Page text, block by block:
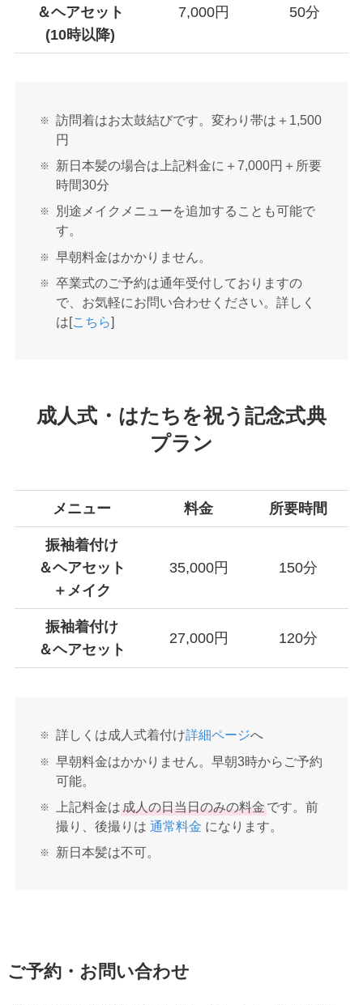
＆ヘアセット
(10時以降)
7,000円 50分
訪問着はお太鼓結びです。変わり帯は＋1,500
円
新日本髪の場合は上記料金に＋7,000円＋所要
時間30分
別途メイクメニューを追加することも可能で
す。
早朝料金はかかりません。
卒業式のご予約は通年受付しておりますの
で、お気軽にお問い合わせください。詳しく
は[こちら]
成人式・はたちを祝う記念式典
プラン
メニュー 料金 所要時間
振袖着付け
＆ヘアセット
＋メイク
35,000円 150分
振袖着付け
＆ヘアセット
27,000円 120分
詳しくは成人式着付け詳細ページへ
早朝料金はかかりません。早朝3時からご予約
可能。
上記料金は 成人の日当日のみの料金 です。前
撮り、後撮りは 通常料金 になります。
新日本髪は不可。
ご予約・お問い合わせ